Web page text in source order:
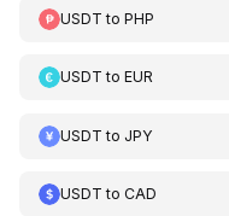
USDT to PHP
USDT to EUR
USDT to JPY
USDT to CAD